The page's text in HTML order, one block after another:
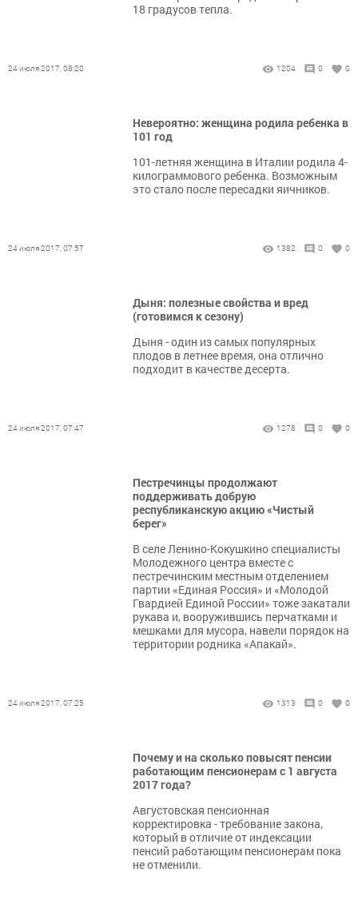
18 градусов тепла.
24 июля 2017, 08:20 1204 0 0
Невероятно: женщина родила ребенка в
101 год
101-летняя женщина в Италии родила 4-
килограммового ребенка. Возможным
это стало после пересадки яичников.
24 июля 2017, 07:57 1382 0 0
Дыня: полезные свойства и вред
(готовимся к сезону)
Дыня - один из самых популярных
плодов в летнее время, она отлично
подходит в качестве десерта.
24 июля 2017, 07:47 1278 0 0
Пестречинцы продолжают
поддерживать добрую
республиканскую акцию «Чистый
берег»
В селе Ленино-Кокушкино специалисты
Молодежного центра вместе с
пестречинским местным отделением
партии «Единая Россия» и «Молодой
Гвардией Единой России» тоже закатали
рукава и, вооружившись перчатками и
мешками для мусора, навели порядок на
территории родника «Апакай».
24 июля 2017, 07:25 1313 0 0
Почему и на сколько повысят пенсии
работающим пенсионерам с 1 августа
2017 года?
Августовская пенсионная
корректировка - требование закона,
который в отличие от индексации
пенсий работающим пенсионерам пока
не отменили.